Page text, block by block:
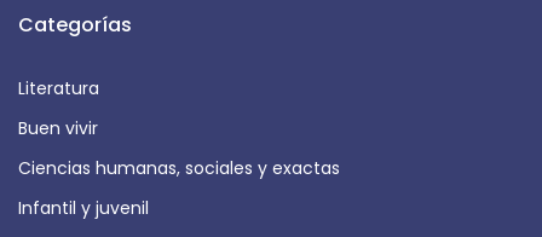
Categorías
Literatura
Buen vivir
Ciencias humanas, sociales y exactas
Infantil y juvenil